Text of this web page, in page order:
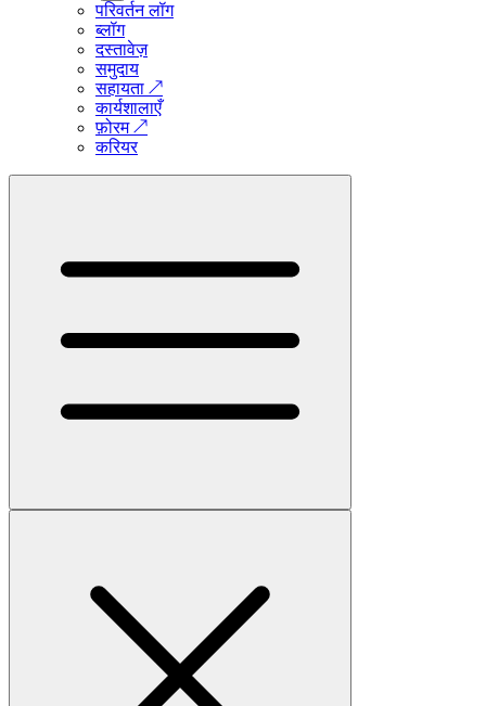
परिवर्तन लॉग
ब्लॉग
दस्तावेज़
समुदाय
सहायता ↗
कार्यशालाएँ
फ़ोरम↗
करियर